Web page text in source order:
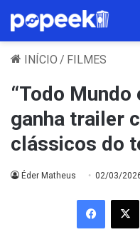
INÍCIO / FILMES
“Todo Mundo
ganha trailer
clássicos do
Éder Matheus 02/03/